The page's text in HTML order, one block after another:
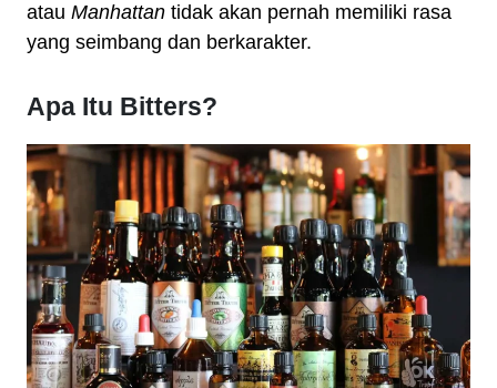
atau Manhattan tidak akan pernah memiliki rasa
yang seimbang dan berkarakter.
Apa Itu Bitters?